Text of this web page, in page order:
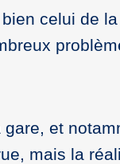
celui de
et
mais la